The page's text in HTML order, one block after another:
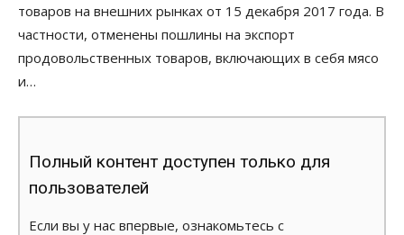
товаров на внешних рынках от 15 декабря 2017 года. В
частности, отменены пошлины на экспорт
продовольственных товаров, включающих в себя мясо
и…
Полный контент доступен только для
пользователей
Если вы у нас впервые, ознакомьтесь с